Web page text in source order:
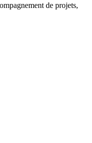
de projets,